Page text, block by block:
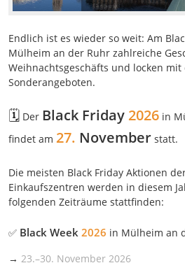
Endlich ist es wieder so weit: Am
Mülheim an der Ruhr zahlreiche
Weihnachtsgeschäfts und locken
Sonderangeboten.
🗓️ Der Black Friday2026 in
findet am 27. November statt.
Die meisten Black Friday Aktionen
Einkaufszentren werden in diesem
folgenden Zeiträume stattfinden:
✅ Black Week2026 in Mülheim an
→ 23.–30. November 2026